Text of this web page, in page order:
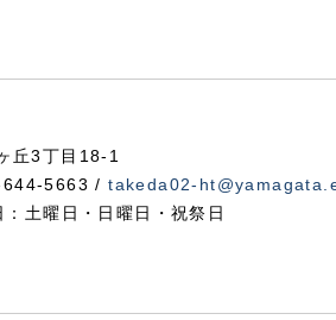
丘3丁目18-1
644-5663 /takeda02-
土曜日・日曜日・祝祭日